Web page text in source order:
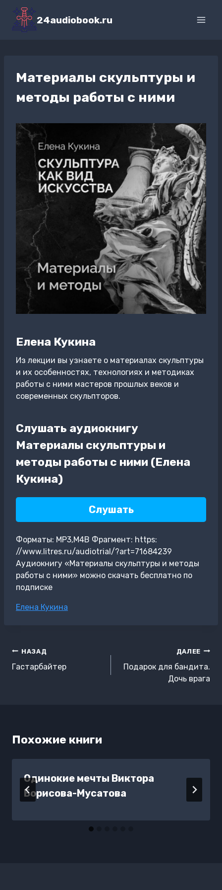
Перейти
содержимому
24audiobook.ru
Материалы скульптуры и
методы работы с ними
Елена Кукина
Из лекции вы узнаете о материалах скульптуры
и их особенностях, технологиях и методиках
работы с ними мастеров прошлых веков и
современных скульпторов.
Слушать аудиокнигу
Материалы скульптуры и
методы работы с ними (Елена
Кукина)
Слушать
Форматы: MP3,M4B Фрагмент: https:
//www.litres.ru/audiotrial/?art=71684239
Аудиокнигу «Материалы скульптуры и методы
работы с ними» можно скачать бесплатно по
подписке
Метки
Елена Кукина
Навигация
по
НАЗАД
Гастарбайтер
ДАЛЕЕ
Подарок для бандита.
Дочь врага
Похожие книги
Одинокие мечты Виктора
Борисова-Мусатова